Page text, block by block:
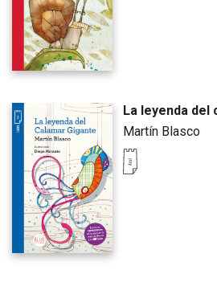
La leyenda del
Martín Blasco